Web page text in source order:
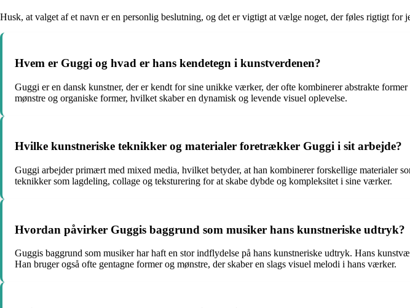
Husk, at valget af et navn er en personlig beslutning, og det er vigtigt at vælge noget, der føles rigtigt
Hvem er Guggi og hvad er hans kendetegn i kunstverdenen?
Guggi er en dansk kunstner, der er kendt for sine unikke værker, der ofte kombinerer abstrakte
mønstre og organiske former, hvilket skaber en dynamisk og levende visuel oplevelse.
Hvilke kunstneriske teknikker og materialer foretrækker Guggi i sit arbejde?
Guggi arbejder primært med mixed media, hvilket betyder, at han kombinerer forskellige materialer
teknikker som lagdeling, collage og teksturering for at skabe dybde og kompleksitet i sine værker.
Hvordan påvirker Guggis baggrund som musiker hans kunstneriske udtryk?
Guggis baggrund som musiker har haft en stor indflydelse på hans kunstneriske udtryk. Hans
Han bruger også ofte gentagne former og mønstre, der skaber en slags visuel melodi i hans værker.